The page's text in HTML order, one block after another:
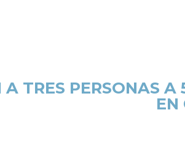
TRES PERSONAS
EN